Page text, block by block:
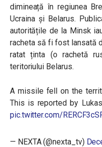
dimineață în regiunea
Ucraina și Belarus.
autoritățile de la Minsk
racheta să fi fost lansată
ratat ținta (o rachetă
teritoriului Belarus.
A missile fell on the
This is reported by
pic.twitter.com/
— NEXTA (@nexta_tv)